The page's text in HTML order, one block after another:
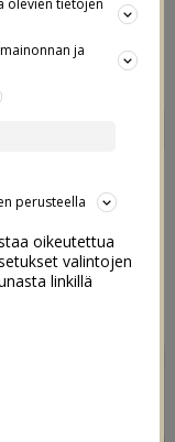
lukijoiden
tarinoitanne.
olevien tietojen
ja
perusteella
oikeutettua
valintojen
linkillä